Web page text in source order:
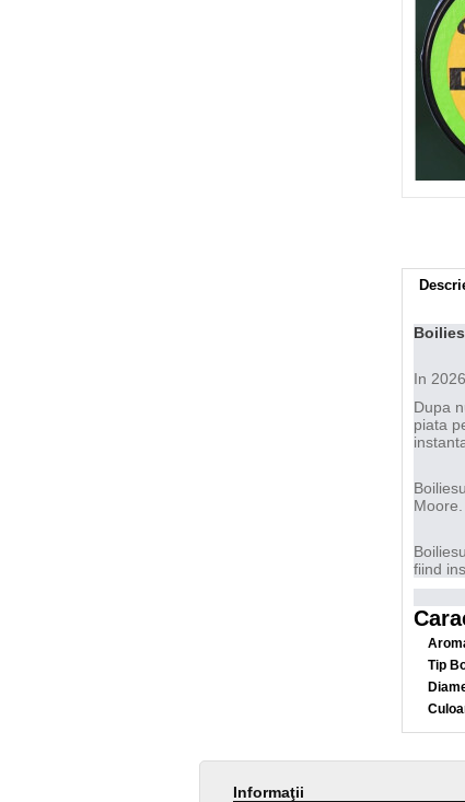
In
Dupa
piata
Moore.
fiind
Tip
Informaţii